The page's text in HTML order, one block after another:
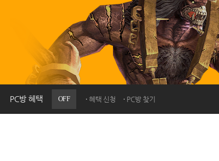
PC방 혜택 OFF 혜택 신청 PC방 찾기
이벤트
히스토리
PC방으로간다
신병훈련소
세부가이드
통합보급센터